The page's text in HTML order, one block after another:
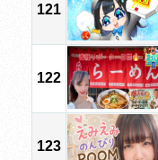
121
122
123